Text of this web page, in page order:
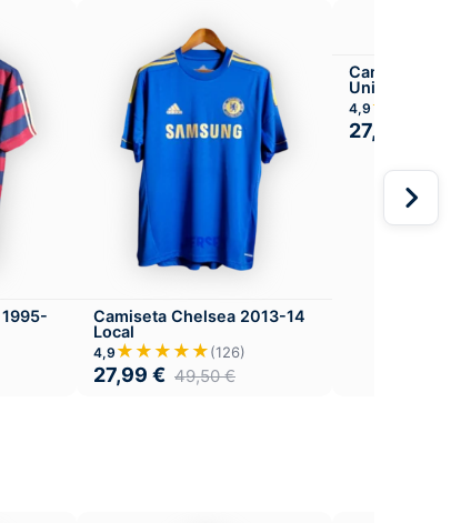
Camiseta Chelsea 2013-14
Local
4,9 ★★★★★(126)
27,99 € 49,50€
Camiseta
United 2008-
4,9
27,99